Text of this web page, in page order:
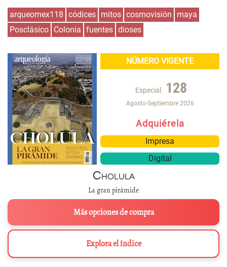
arqueomex118 códices mitos cosmovisión
maya
Posclásico Colonia fuentes dioses
NÚMERO VIGENTE
Especial 128
Agosto-Septiembre 2026
Adquiérela
Impresa
Digital
Cholula
La gran pirámide
Más opciones de compra
Explora el índice